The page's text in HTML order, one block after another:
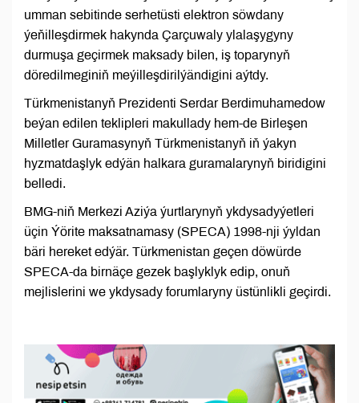
umman sebitinde serhetüsti elektron söwdany
ýeňilleşdirmek hakynda Çarçuwaly ylalaşygyny
durmuşa geçirmek maksady bilen, iş toparynyň
döredilmeginiň meýilleşdirilýändigini aýtdy.
Türkmenistanyň Prezidenti Serdar Berdimuhamedow
beýan edilen teklipleri makullady hem-de Birleşen
Milletler Guramasynyň Türkmenistanyň iň ýakyn
hyzmatdaşlyk edýän halkara guramalarynyň biridigini
belledi.
BMG-niň Merkezi Aziýa ýurtlarynyň ykdysadyýetleri
üçin Ýörite maksatnamasy (SPECA) 1998-nji ýyldan
bäri hereket edýär. Türkmenistan geçen döwürde
SPECA-da birnäçe gezek başlyklyk edip, onuň
mejlislerini we ykdysady forumlaryny üstünlikli geçirdi.